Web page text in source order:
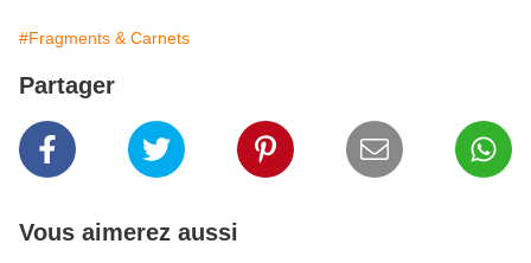
#Fragments & Carnets
Partager
Vous aimerez aussi